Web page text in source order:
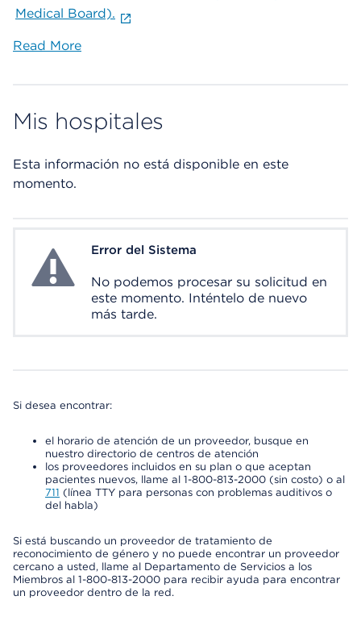
Medical Board).
Read More
Mis hospitales
Esta información no está disponible en este
momento.
System ErrorError del Sistema
No podemos procesar su solicitud en
este momento. Inténtelo de nuevo
más tarde.
Si desea encontrar:
el horario de atención de un proveedor, busque en
nuestro directorio de centros de atención
los proveedores incluidos en su plan o que aceptan
pacientes nuevos, llame al 1-800-813-2000 (sin costo) o al
711 (línea TTY para personas con problemas auditivos o
del habla)
Si está buscando un proveedor de tratamiento de
reconocimiento de género y no puede encontrar un proveedor
cercano a usted, llame al Departamento de Servicios a los
Miembros al 1-800-813-2000 para recibir ayuda para encontrar
un proveedor dentro de la red.